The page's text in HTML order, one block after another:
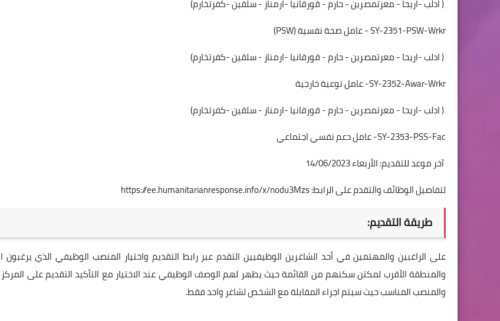
( ادلب -اريحا - معرتمصرين - حارم - قورقانيا -ارمناز - سلقين -كفرتخارم)
SY-2351-PSW-Wrkr - عامل صحة نفسية (PSW)
( ادلب -اريحا - معرتمصرين - حارم - قورقانيا -ارمناز - سلقين -كفرتخارم)
SY-2352-Awar-Wrkr- عامل توعية خارجية
( ادلب -اريحا - معرتمصرين - حارم - قورقانيا -ارمناز - سلقين -كفرتخارم)
SY-2353-PSS-Fac- عامل دعم نفسي اجتماعي
آخر موعد للتقديم: الأربعاء 14/06/2023
لتفاصيل الوظائف والتقدم على الرابط:https://ee.humanitarianresponse.info/x/nodu3Mzs
طريقة التقديم:
على الراغبين والمهتمين في أحد الشاغرين الوظيفيين التقدم عبر رابط التقديم واختيار المنصب الوظيفي الذي يرغبون
والمنطقة الأقرب لمكتن سكنهم من القائمة حيث يظهر لهم الوصف الوظيفي عند الاختيار مع التأكيد التقديم على
والمنصب المناسب حيث سيتم اجراء المقابلة مع الشخص لشاغر واحد فقط.